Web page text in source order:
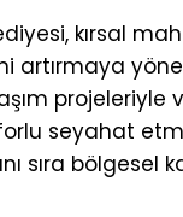
kırsal
projeleriyle
seyahat
sıra bölgesel